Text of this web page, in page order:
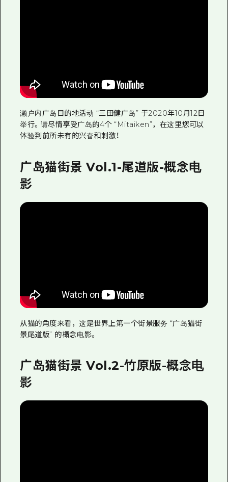
濑户内广岛目的地活动 “三田健广岛” 于2020年10月12日
举行。请尽情享受广岛的4个 “Mitaiken”，在这里您可以
体验到前所未有的兴奋和刺激！
广岛猫街景 Vol.1-尾道版-概念电
影
从猫的角度来看，这是世界上第一个街景服务 “广岛猫街
景尾道版” 的概念电影。
广岛猫街景 Vol.2-竹原版-概念电
影